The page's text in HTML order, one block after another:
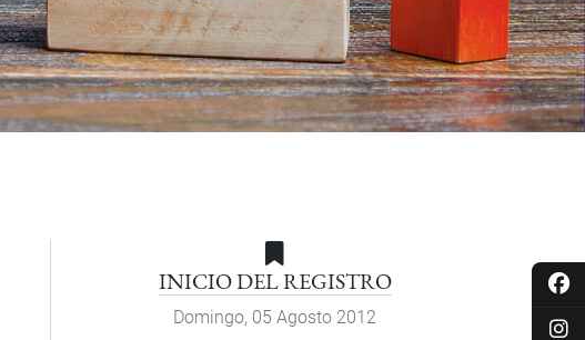
INICIO DEL REGISTRO
Domingo, 05 Agosto 2012